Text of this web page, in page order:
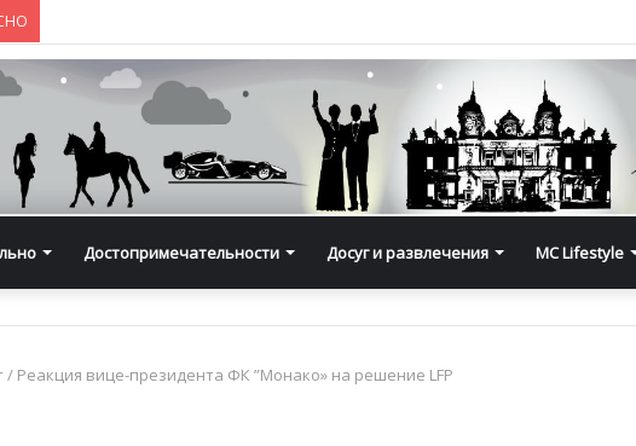
Достопримечательности Досуг и развлечения MC Lifestyle
/ Реакция вице-президента ФК ”Монако» на решение LFP